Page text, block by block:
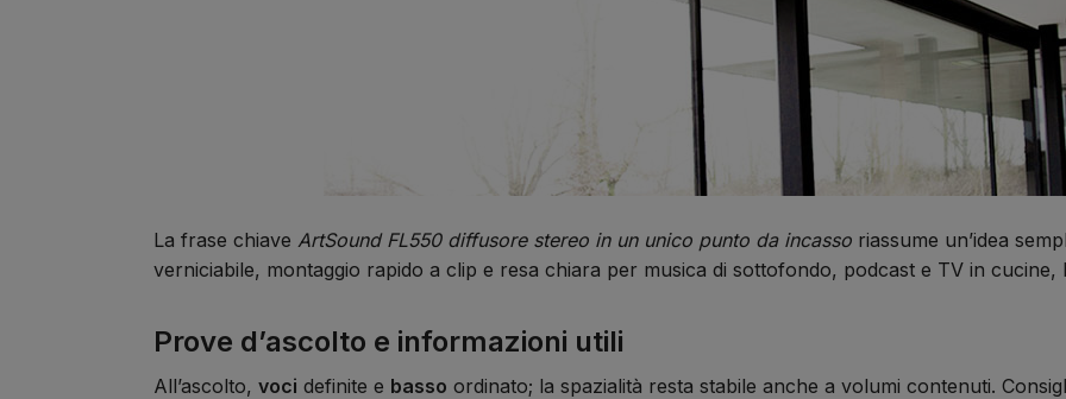
La frase chiave ArtSound FL550 diffusore stereo in un unico punto da incassoriassume un’idea
verniciabile, montaggio rapido a clip e resa chiara per musica di sottofondo, podcast e TV in cucine,
Prove d’ascolto e informazioni utili
All’ascolto, voci definite e basso ordinato; la spazialità resta stabile anche a volumi contenuti.